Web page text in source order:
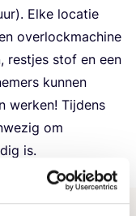
Elke loca­tie
over­lock­ma­chi­ne
rest­jes stof en een
kun­nen
wer­ken! Tij­dens
om
is.